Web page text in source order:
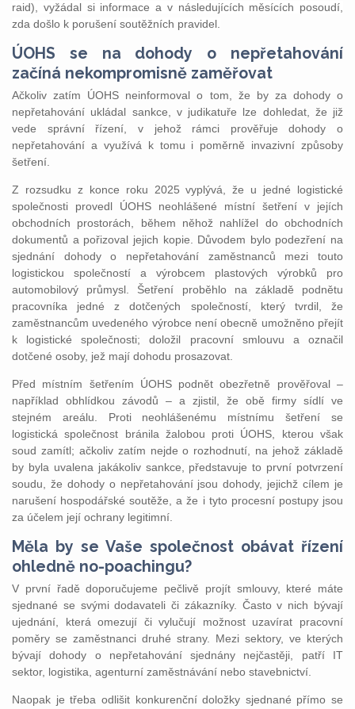
raid), vyžádal si informace a v následujících měsících posoudí,
zda došlo k porušení soutěžních pravidel.
ÚOHS se na dohody o nepřetahování
začíná nekompromisně zaměřovat
Ačkoliv zatím ÚOHS neinformoval o tom, že by za dohody o
nepřetahování ukládal sankce, v judikatuře lze dohledat, že již
vede správní řízení, v jehož rámci prověřuje dohody o
nepřetahování a využívá k tomu i poměrně invazivní způsoby
šetření.
Z rozsudku z konce roku 2025 vyplývá, že u jedné logistické
společnosti provedl ÚOHS neohlášené místní šetření v jejích
obchodních prostorách, během něhož nahlížel do obchodních
dokumentů a pořizoval jejich kopie. Důvodem bylo podezření na
sjednání dohody o nepřetahování zaměstnanců mezi touto
logistickou společností a výrobcem plastových výrobků pro
automobilový průmysl. Šetření proběhlo na základě podnětu
pracovníka jedné z dotčených společností, který tvrdil, že
zaměstnancům uvedeného výrobce není obecně umožněno přejít
k logistické společnosti; doložil pracovní smlouvu a označil
dotčené osoby, jež mají dohodu prosazovat.
Před místním šetřením ÚOHS podnět obezřetně prověřoval –
například obhlídkou závodů – a zjistil, že obě firmy sídlí ve
stejném areálu. Proti neohlášenému místnímu šetření se
logistická společnost bránila žalobou proti ÚOHS, kterou však
soud zamítl; ačkoliv zatím nejde o rozhodnutí, na jehož základě
by byla uvalena jakákoliv sankce, představuje to první potvrzení
soudu, že dohody o nepřetahování jsou dohody, jejichž cílem je
narušení hospodářské soutěže, a že i tyto procesní postupy jsou
za účelem její ochrany legitimní.
Měla by se Vaše společnost obávat řízení
ohledně no-poachingu?
V první řadě doporučujeme pečlivě projít smlouvy, které máte
sjednané se svými dodavateli či zákazníky. Často v nich bývají
ujednání, která omezují či vylučují možnost uzavírat pracovní
poměry se zaměstnanci druhé strany. Mezi sektory, ve kterých
bývají dohody o nepřetahování sjednány nejčastěji, patří IT
sektor, logistika, agenturní zaměstnávání nebo stavebnictví.
Naopak je třeba odlišit konkurenční doložky sjednané přímo se